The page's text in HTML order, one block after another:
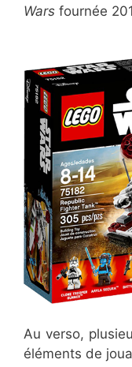
Wars fournée
Au verso,
éléments de